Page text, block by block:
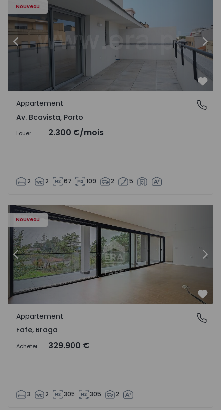
Nouveau
Précédent
Av. Boavista, Porto
Appartement
Av. Boavista, Porto
Louer 2.300 €/mois
2 2 67 109 2 5
Nouveau
Précédent
Fafe, Braga
Appartement
Fafe, Braga
Acheter 329.900 €
3 2 305 305 2